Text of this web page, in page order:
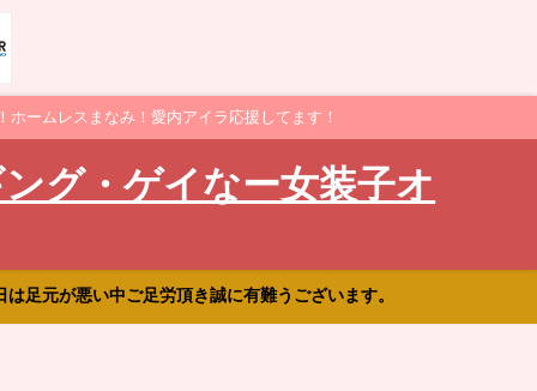
ームレスまなみ！愛内アイラ応援してます！
グ・ゲイなー女装子オ
足元が悪い中ご足労頂き誠に有難うございます。